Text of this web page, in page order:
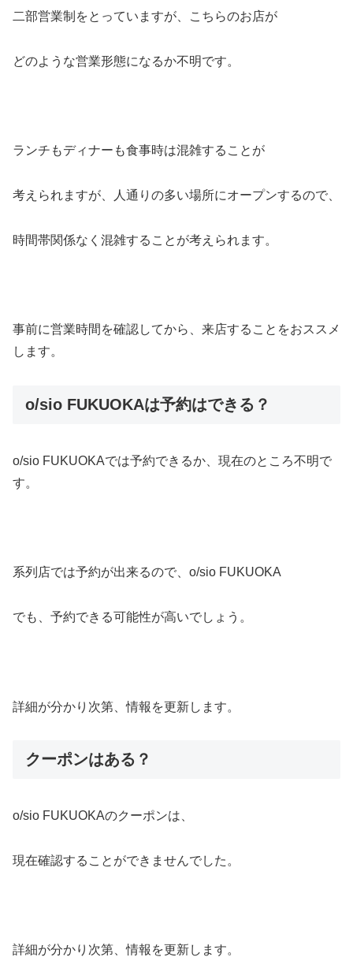
二部営業制をとっていますが、こちらのお店が
どのような営業形態になるか不明です。
ランチもディナーも食事時は混雑することが
考えられますが、人通りの多い場所にオープンするので、
時間帯関係なく混雑することが考えられます。
事前に営業時間を確認してから、来店することをおススメ
します。
o/sio FUKUOKAは予約はできる？
o/sio FUKUOKAでは予約できるか、現在のところ不明で
す。
系列店では予約が出来るので、o/sio FUKUOKA
でも、予約できる可能性が高いでしょう。
詳細が分かり次第、情報を更新します。
クーポンはある？
o/sio FUKUOKAのクーポンは、
現在確認することができませんでした。
詳細が分かり次第、情報を更新します。